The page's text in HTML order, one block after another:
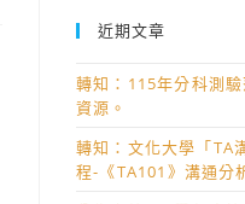
近期文章
轉知：115年分科測
資源。
轉知：文化大學「TA
程-《TA101》溝通分